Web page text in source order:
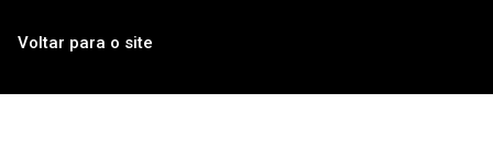
Voltar para o site